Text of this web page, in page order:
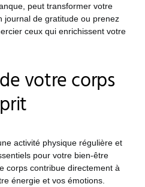
peut transformer votre
journal de gratitude ou prenez
ceux qui enrichissent votre
votre corps
activité physique régulière et
pour votre bien-être
corps contribue directement à
énergie et vos émotions.